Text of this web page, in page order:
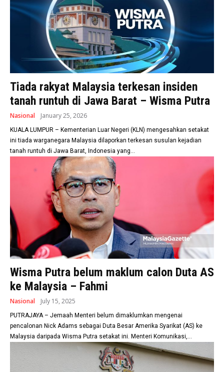
Tiada rakyat Malaysia terkesan insiden
tanah runtuh di Jawa Barat – Wisma Putra
Nasional January 25, 2026
KUALA LUMPUR – Kementerian Luar Negeri (KLN) mengesahkan setakat
ini tiada warganegara Malaysia dilaporkan terkesan susulan kejadian
tanah runtuh di Jawa Barat, Indonesia yang...
Wisma Putra belum maklum calon Duta AS
ke Malaysia – Fahmi
Nasional July 15, 2025
PUTRAJAYA – Jemaah Menteri belum dimaklumkan mengenai
pencalonan Nick Adams sebagai Duta Besar Amerika Syarikat (AS) ke
Malaysia daripada Wisma Putra setakat ini. Menteri Komunikasi,...